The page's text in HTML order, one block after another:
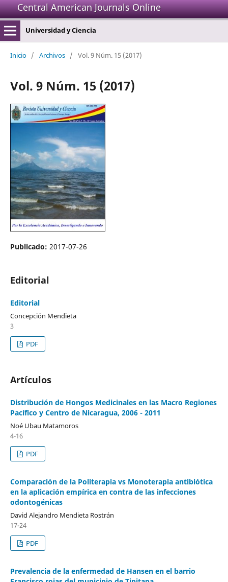
Central American Journals Online
Universidad y Ciencia
Inicio / Archivos / Vol. 9 Núm. 15 (2017)
Vol. 9 Núm. 15 (2017)
Publicado: 2017-07-26
Editorial
Editorial
Concepción Mendieta
3
PDF
Artículos
Distribución de Hongos Medicinales en las Macro Regiones
Pacífico y Centro de Nicaragua, 2006 - 2011
Noé Ubau Matamoros
4-16
PDF
Comparación de la Politerapia vs Monoterapia antibiótica
en la aplicación empírica en contra de las infecciones
odontogénicas
David Alejandro Mendieta Rostrán
17-24
PDF
Prevalencia de la enfermedad de Hansen en el barrio